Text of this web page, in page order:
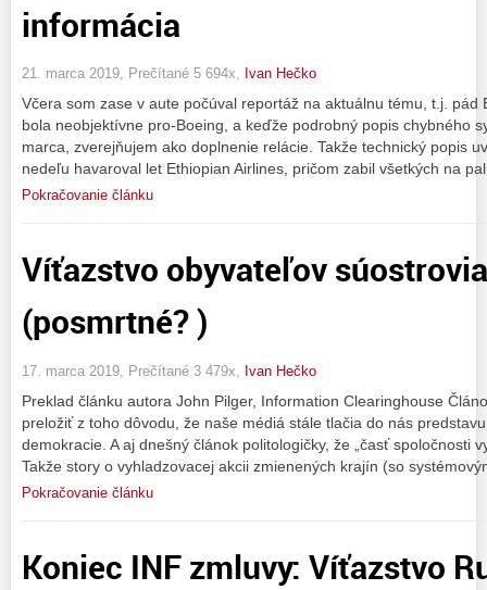
informácia
21. marca 2019, Prečítané 5 694x, Ivan Hečko
Včera som zase v aute počúval reportáž na aktuálnu tému, t.j. pád
bola neobjektívne pro-Boeing, a keďže podrobný popis chybného
marca, zverejňujem ako doplnenie relácie. Takže technický popis
nedeľu havaroval let Ethiopian Airlines, pričom zabil všetkých na
Pokračovanie článku
Víťazstvo obyvateľov
(posmrtné? )
17. marca 2019, Prečítané 3 479x, Ivan Hečko
Preklad článku autora John Pilger, Information Clearinghouse
preložiť z toho dôvodu, že naše médiá stále tlačia do nás
demokracie. A aj dnešný článok politologičky, že „časť spoločnosti
Takže story o vyhladzovacej akcii zmienených krajín (so
Pokračovanie článku
Koniec INF zmluvy: Víťazstvo